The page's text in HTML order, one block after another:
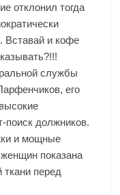
отклонил тогда
Вставай и кофе
службы
его
поиск должников.
и мощные
показана
ткани перед